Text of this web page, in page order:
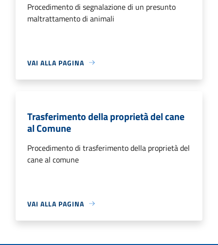
Procedimento di segnalazione di un presunto
maltrattamento di animali
VAI ALLA PAGINA
Trasferimento della proprietà del cane
al Comune
Procedimento di trasferimento della proprietà del
cane al comune
VAI ALLA PAGINA